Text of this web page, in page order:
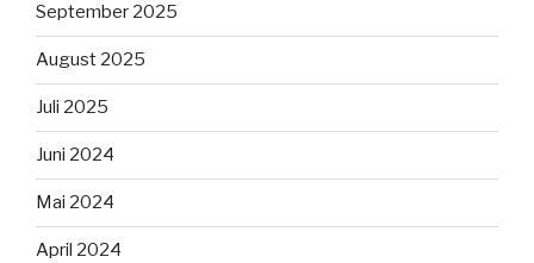
September 2025
August 2025
Juli 2025
Juni 2024
Mai 2024
April 2024